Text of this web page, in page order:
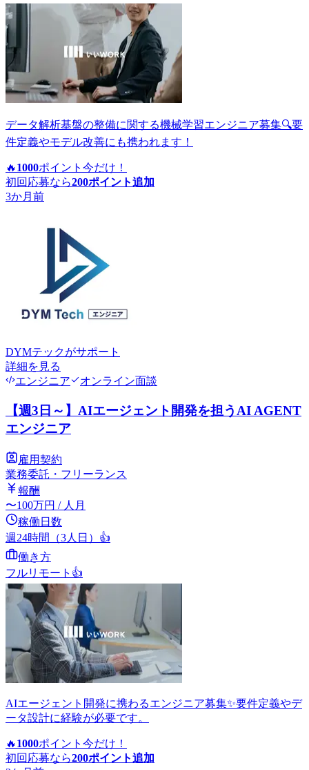
データ解析基盤の整備に関する機械学習エンジニア募集🔍要
件定義やモデル改善にも携われます！
🔥 1000ポイント 今だけ！
初回応募なら200ポイント追加
3か月前
DYMテックがサポート
詳細を見る
エンジニア
オンライン面談
【週3日～】AIエージェント開発を担うAI AGENT
エンジニア
雇用契約
業務委託・フリーランス
報酬
〜100万円 / 人月
稼働日数
週24時間（3人日） 👍
働き方
フルリモート 👍
AIエージェント開発に携わるエンジニア募集✨要件定義やデ
ータ設計に経験が必要です。
🔥 1000ポイント 今だけ！
初回応募なら200ポイント追加